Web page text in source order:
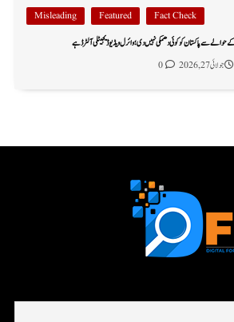
Fact Check
Featured
Misleading
حوالے سے پاکستان کو کوئی دھمکی نہیں دی؛ وائرل ویڈیو ڈیجیٹلی آلٹرڈ ہے
جولائی 27, 2026 0